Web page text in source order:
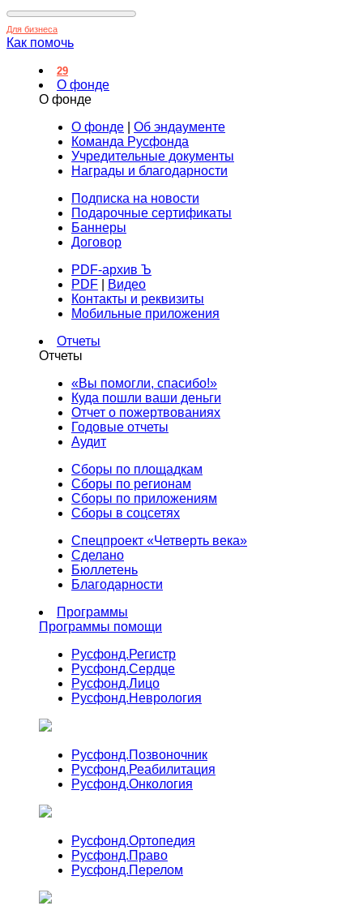
Для бизнеса
Как помочь
29
О фонде
О фонде
О фонде
Об эндаументе
Команда Русфонда
Учредительные документы
Награды и благодарности
Подписка на новости
Подарочные сертификаты
Баннеры
Договор
PDF-архив Ъ
PDF
Видео
Контакты и реквизиты
Мобильные приложения
Отчеты
Отчеты
«Вы помогли, спасибо!»
Куда пошли ваши деньги
Отчет о пожертвованиях
Годовые отчеты
Аудит
Сборы по площадкам
Сборы по регионам
Сборы по приложениям
Сборы в соцсетях
Спецпроект «Четверть века»
Сделано
Бюллетень
Благодарности
Программы
Программы помощи
Русфонд.Регистр
Русфонд.Сердце
Русфонд.Лицо
Русфонд.Неврология
Русфонд.Позвоночник
Русфонд.Реабилитация
Русфонд.Онкология
Русфонд.Ортопедия
Русфонд.Право
Русфонд.Перелом